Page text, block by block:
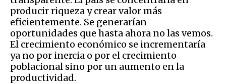
producir riqueza y crear valor más
eficientemente. Se generarían
oportunidades que hasta ahora no las vemos.
El crecimiento económico se incrementaría
ya no por inercia o por el crecimiento
poblacional sino por un aumento en la
productividad.